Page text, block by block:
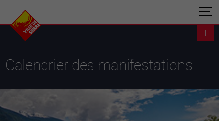
Calendrier des manifestations